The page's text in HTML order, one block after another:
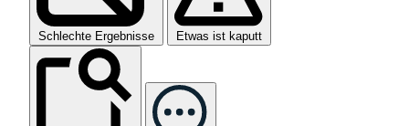
Schlechte Ergebnisse Etwas ist kaputt